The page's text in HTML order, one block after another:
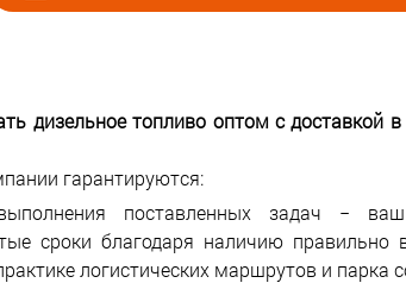
дизельное топливо оптом с доставкой в
гарантируются:
выполнения поставленных задач −
сроки благодаря наличию правильно
логистических маршрутов и парка